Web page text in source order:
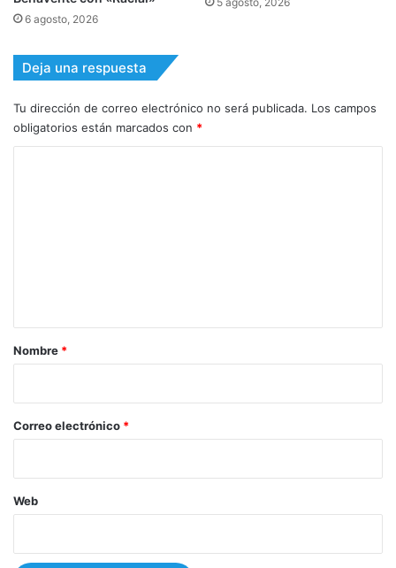
6 agosto, 2026
Deja una respuesta
Tu dirección de correo electrónico no será publicada. Los campos
obligatorios están marcados con *
r
*
Nombre *
Correo electrónico *
Web